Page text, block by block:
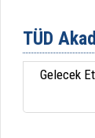
TÜD
Gelecek